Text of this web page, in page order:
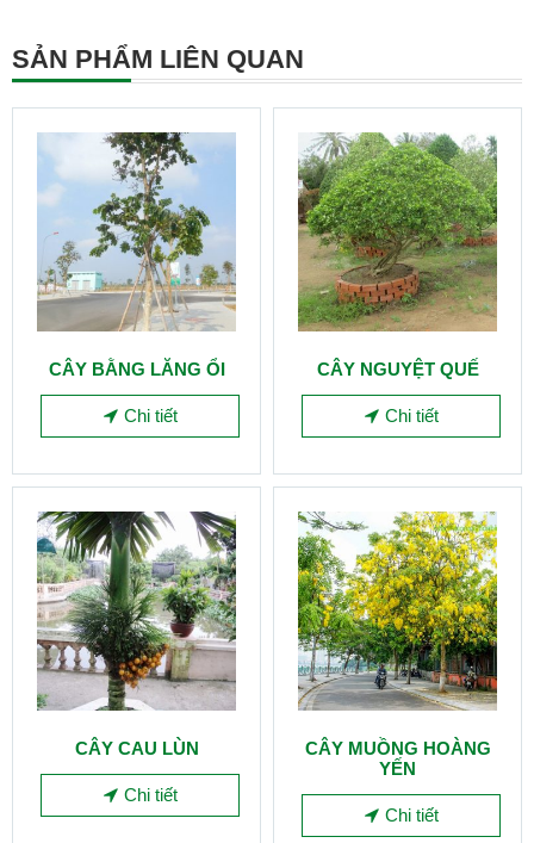
SẢN PHẨM LIÊN QUAN
CÂY BẰNG LĂNG ỔI
Chi tiết
CÂY NGUYỆT QUẾ
Chi tiết
CÂY CAU LÙN
Chi tiết
CÂY MUỒNG HOÀNG
YẾN
Chi tiết